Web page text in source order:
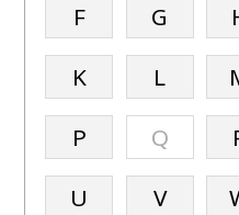
F
G
K
L
P
Q
U
V